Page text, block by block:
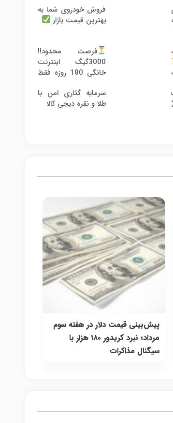
فروش خودروی شما به
بهترین قیمت بازار
فرصت محدود!!
3000گیگ اینترنت
خانگی 180 روزه فقط
سرمایه گذاری امن با
طلا و نقره دیجی کالا
پیش‌بینی قیمت دلار در هفته سوم
مرداد؛ نبرد کریدور ۱۸۰ هزار با
سیگنال مذاکرات